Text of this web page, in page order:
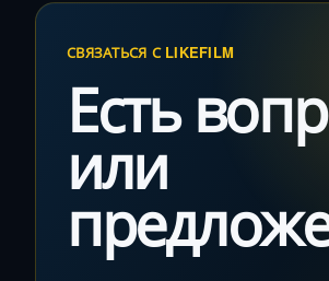
СВЯЗАТЬСЯ С LIKEFILM
Есть
или